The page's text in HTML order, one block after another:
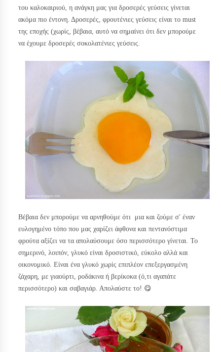
του καλοκαιριού, η ανάγκη μας για δροσερές γεύσεις γίνεται
ακόμα πιο έντονη. Δροσερές, φρουτένιες γεύσεις είναι το must
της εποχής (χωρίς, βέβαια, αυτό να σημαίνει ότι δεν μπορούμε
να έχουμε δροσερές σοκολατένιες γεύσεις.
Βέβαια δεν μπορούμε να αρνηθούμε ότι μια και ζούμε σ' έναν
ευλογημένο τόπο που μας χαρίζει άφθονα και πεντανόστιμα
φρούτα αξίζει να τα απολαύσουμε όσο περισσότερο γίνεται. Το
σημερινό, λοιπόν, γλυκό είναι δροσιστικό, εύκολο αλλά και
οικονομικό. Είναι ένα γλυκό χωρίς επιπλέον επεξεργασμένη
ζάχαρη, με γιαούρτι, ροδάκινα ή βερίκοκα (ό,τι αγαπάτε
περισσότερο) και σαβαγιάρ. Απολαύστε το! 😋